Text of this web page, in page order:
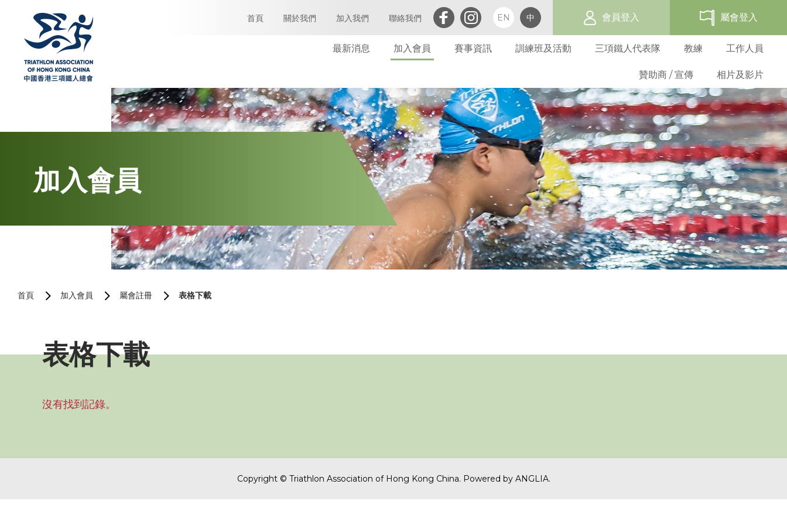
首頁 關於我們
會章 定義及闡析
會員
委員會
委員會會議
財務
告示
其他
亞洲三項鐵人
財務報告(康文署體育資助計劃)
防止性騷擾政策及指引
保護兒童政策及指引
加入我們 聯絡我們 EN 中 會員登入 屬會登入
最新消息 加入會員
個人會員 網上報名
會員福利
三項鐵人服裝
折扣優惠商
屬會註冊 屬會名單
義務及守則
屬會申請
表格下載
賽事資訊
賽事活動報名表
三項鐵人世界盃 - 香港
海外賽事活動
比賽成績
比賽規例
週年聯賽獎
比賽條款
訓練班及活動
過往三項鐵人發展活動
總會活動
學校活動
成人基層訓練班
青少年基層訓練班
青苗訓練
分齡組別訓練
屬會活動
屬會訓練班
屬會活動
三項鐵人代表隊
代表隊資格及架構
選拔準則
比賽選拔
基準測試
優秀運動員獎
港隊隊員
港隊潛質隊員
發展隊隊員
教練
教練培訓班
三項鐵人教
教練進修課程
教練註冊
註冊教練名單
教練道德守則
表格下載
工作人員
贊助商 / 宣傳
贊助商
贊助方法
廣告機會
相片及影片
加入會員
首頁 加入會員 屬會註冊 表格下載
表格下載
沒有找到記錄。
Copyright © Triathlon Association of Hong Kong China. Powered by ANGLIA.